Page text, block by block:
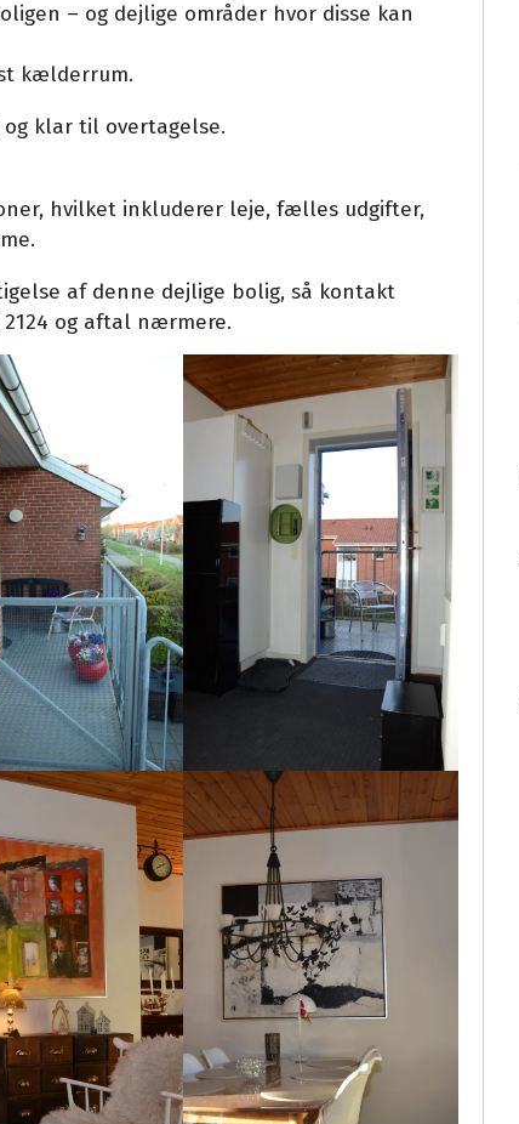
– og dejlige områder hvor disse kan
kælderrum.
klar til overtagelse.
hvilket inkluderer leje, fælles udgifter,
af denne dejlige bolig, så kontakt
og aftal nærmere.